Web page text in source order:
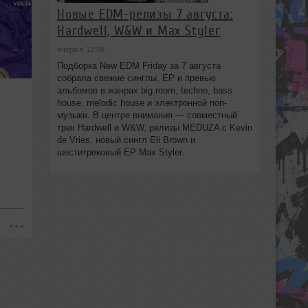
Новые EDM-релизы 7 августа:
Hardwell, W&W и Max Styler
вчера в 13:08
Подборка New EDM Friday за 7 августа
собрала свежие синглы, EP и превью
альбомов в жанрах big room, techno, bass
house, melodic house и электронной поп-
музыки. В центре внимания — совместный
трек Hardwell и W&W, релизы MEDUZA с Kevin
de Vries, новый сингл Eli Brown и
шеститрековый EP Max Styler.